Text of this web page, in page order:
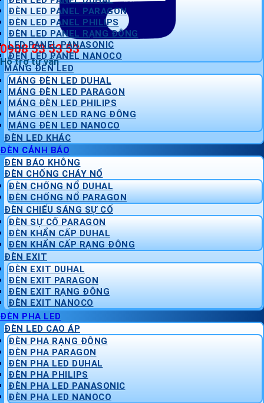
0908 53 53 53
Hỗ trợ tư vấn
ĐÈN LED PANEL PARAGON
ĐÈN LED PANEL PHILIPS
ĐÈN LED PANEL RẠNG ĐÔNG
LED PANEL PANASONIC
ĐÈN LED PANEL NANOCO
MÁNG ĐÈN LED
MÁNG ĐÈN LED DUHAL
MÁNG ĐÈN LED PARAGON
MÁNG ĐÈN LED PHILIPS
MÁNG ĐÈN LED RẠNG ĐÔNG
MÁNG ĐÈN LED NANOCO
ĐÈN LED KHÁC
ĐÈN CẢNH BÁO
ĐÈN BÁO KHÔNG
ĐÈN CHỐNG CHÁY NỔ
ĐÈN CHỐNG NỔ DUHAL
ĐÈN CHỐNG NỔ PARAGON
ĐÈN CHIẾU SÁNG SỰ CỐ
ĐÈN SỰ CỐ PARAGON
ĐÈN KHẨN CẤP DUHAL
ĐÈN KHẨN CẤP RẠNG ĐÔNG
ĐÈN EXIT
ĐÈN EXIT DUHAL
ĐÈN EXIT PARAGON
ĐÈN EXIT RẠNG ĐÔNG
ĐÈN EXIT NANOCO
ĐÈN PHA LED
ĐÈN LED CAO ÁP
ĐÈN PHA RẠNG ĐÔNG
ĐÈN PHA PARAGON
ĐÈN PHA LED DUHAL
ĐÈN PHA PHILIPS
ĐÈN PHA LED PANASONIC
ĐÈN PHA LED NANOCO